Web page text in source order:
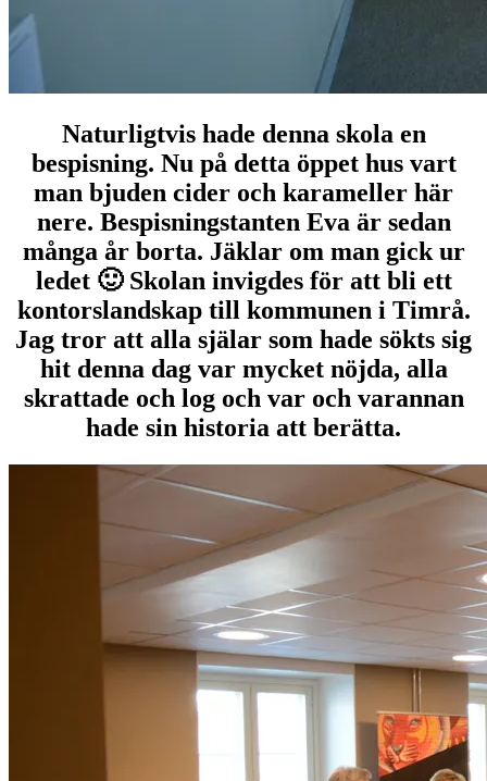
Naturligtvis hade denna skola en
bespisning. Nu på detta öppet hus vart
man bjuden cider och karameller här
nere. Bespisningstanten Eva är sedan
många år borta. Jäklar om man gick ur
ledet 🙂 Skolan invigdes för att bli ett
kontorslandskap till kommunen i Timrå.
Jag tror att alla själar som hade sökts sig
hit denna dag var mycket nöjda, alla
skrattade och log och var och varannan
hade sin historia att berätta.